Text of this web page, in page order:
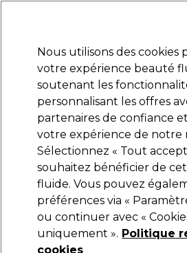
Marques Bons plans Coiffure
Livraison offerte dès
Cliquez ici pour plus
L'Oréal Professionnel
L'Oréal Professionnel
Boucleur Vapeur
247,79 €
Nous utilisons des cookies
votre expérience beauté
soutenant les
personnalisant les offres
partenaires de confiance
votre expérience de notre
Sélectionnez « Tout
souhaitez bénéficier de
fluide. Vous pouvez
préférences via «
ou continuer avec «
uniquement ». Politique
cookies